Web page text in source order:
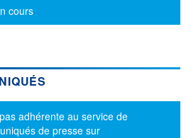
cours
adhérente au service de
de presse sur